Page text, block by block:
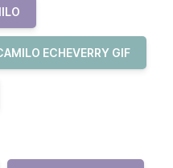
ECHEVERRY GIF